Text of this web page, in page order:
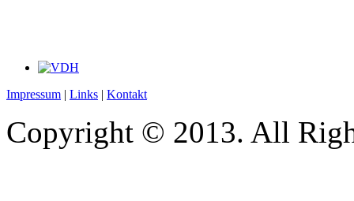
Impressum | Links | Kontakt
Copyright © 2013. All